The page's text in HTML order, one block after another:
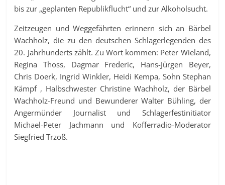
bis zur „geplanten Republikflucht“ und zur Alkoholsucht.
Zeitzeugen und Weggefährten erinnern sich an Bärbel
Wachholz, die zu den deutschen Schlagerlegenden des
20. Jahrhunderts zählt. Zu Wort kommen: Peter Wieland,
Regina Thoss, Dagmar Frederic, Hans-Jürgen Beyer,
Chris Doerk, Ingrid Winkler, Heidi Kempa, Sohn Stephan
Kämpf , Halbschwester Christine Wachholz, der Bärbel
Wachholz-Freund und Bewunderer Walter Bühling, der
Angermünder Journalist und Schlagerfestinitiator
Michael-Peter Jachmann und Kofferradio-Moderator
Siegfried Trzoß.